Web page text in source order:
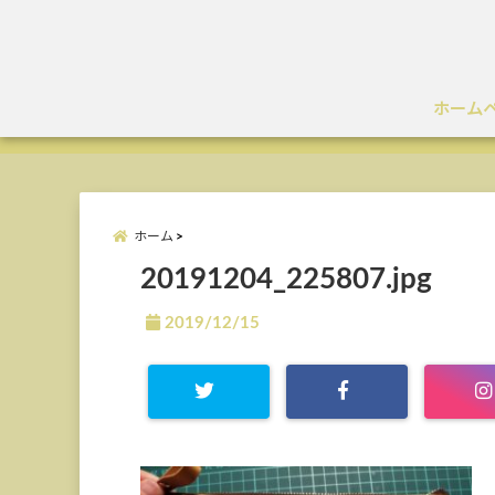
ホーム
ホーム
20191204_225807.jpg
2019/12/15